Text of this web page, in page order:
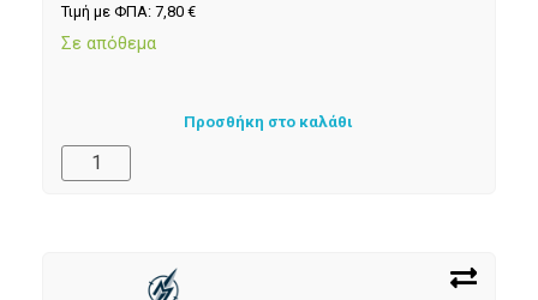
Τιμή με ΦΠΑ: 7,80 €
Σε απόθεμα
Προσθήκη στο καλάθι